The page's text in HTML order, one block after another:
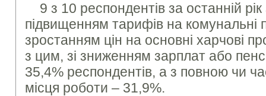
9 з 10 респондентів за останній
підвищенням тарифів на комунальні
зростанням цін на основні харчові
з цим, зі зниженням зарплат або
35,4% респондентів, а з повною чи
місця роботи – 31,9%.